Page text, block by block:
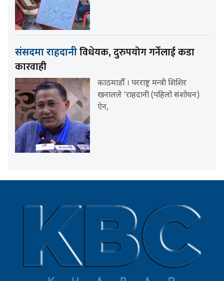
संसदमा राहदानीविधेयक, दुरुपयोग गर्नेलाई कडा
कारवाही
काठमाडौँ । परराष्ट्र मन्त्री शिशिर
खनालले ‘राहदानी (पहिलो संशोधन)
ऐन,